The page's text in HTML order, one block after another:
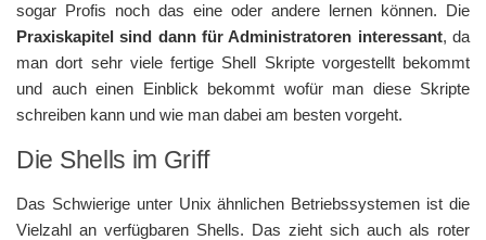
sogar Profis noch das eine oder andere lernen können. Die
Praxiskapitel sind dann für Administratoren interessant, da
man dort sehr viele fertige Shell Skripte vorgestellt bekommt
und auch einen Einblick bekommt wofür man diese Skripte
schreiben kann und wie man dabei am besten vorgeht.
Die Shells im Griff
Das Schwierige unter Unix ähnlichen Betriebssystemen ist die
Vielzahl an verfügbaren Shells. Das zieht sich auch als roter